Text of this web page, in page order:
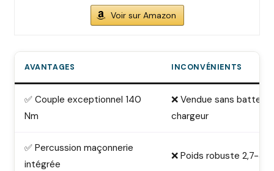
Voir sur Amazon
AVANTAGES INCONVÉNIENTS
✅ Couple exceptionnel 140
Nm
❌ Vendue sans batterie
chargeur
✅ Percussion maçonnerie
intégrée
❌ Poids robuste 2,7-